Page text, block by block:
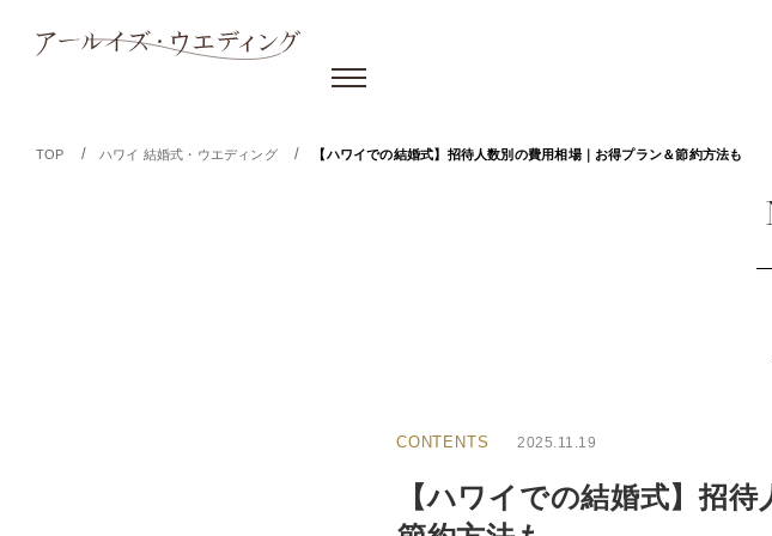
TOP / ハワイ 結婚式・ウエディング / 【ハワイでの結婚式】招待人数別の費用相場｜お得プラン＆節約方法も
CONTENTS 2025.11.19
【ハワイでの結婚式】招